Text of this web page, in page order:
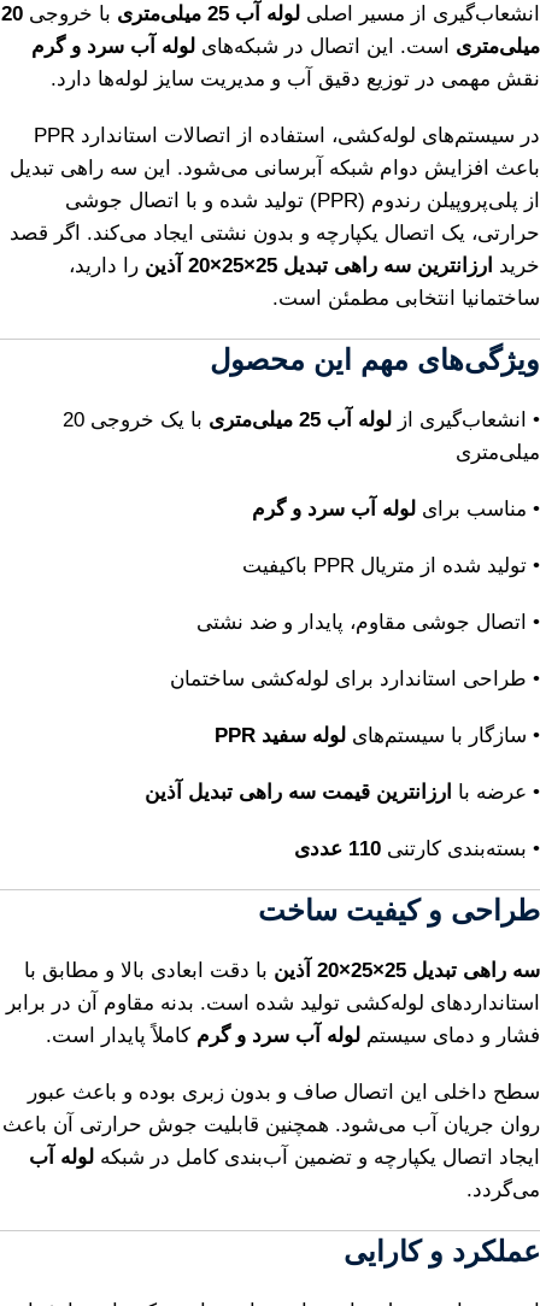
انشعاب‌گیری از مسیر اصلی لوله آب 25 میلی‌متری با خروجی 20
میلی‌متری است. این اتصال در شبکه‌های لوله آب سرد و گرم
نقش مهمی در توزیع دقیق آب و مدیریت سایز لوله‌ها دارد.
در سیستم‌های لوله‌کشی، استفاده از اتصالات استاندارد PPR
باعث افزایش دوام شبکه آبرسانی می‌شود. این سه راهی تبدیل
از پلی‌پروپیلن رندوم (PPR) تولید شده و با اتصال جوشی
حرارتی، یک اتصال یکپارچه و بدون نشتی ایجاد می‌کند. اگر قصد
خرید ارزانترین سه راهی تبدیل 25×25×20 آذین
را دارید،
ساختمانیا انتخابی مطمئن است.
ویژگی‌های مهم این محصول
• انشعاب‌گیری از لوله آب 25 میلی‌متری
با یک خروجی 20
میلی‌متری
• مناسب برای لوله آب سرد و گرم
• تولید شده از متریال PPR باکیفیت
• اتصال جوشی مقاوم، پایدار و ضد نشتی
• طراحی استاندارد برای لوله‌کشی ساختمان
• سازگار با سیستم‌های لوله سفید PPR
• عرضه با ارزانترین قیمت سه راهی تبدیل آذین
• بسته‌بندی کارتنی 110 عددی
طراحی و کیفیت ساخت
سه راهی تبدیل 25×25×20 آذین
با دقت ابعادی بالا و مطابق با
استانداردهای لوله‌کشی تولید شده است. بدنه مقاوم آن در برابر
فشار و دمای سیستم لوله آب سرد و گرم کاملاً پایدار است.
سطح داخلی این اتصال صاف و بدون زبری بوده و باعث عبور
روان جریان آب می‌شود. همچنین قابلیت جوش حرارتی آن باعث
ایجاد اتصال یکپارچه و تضمین آب‌بندی کامل در شبکه لوله آب
می‌گردد.
عملکرد و کارایی